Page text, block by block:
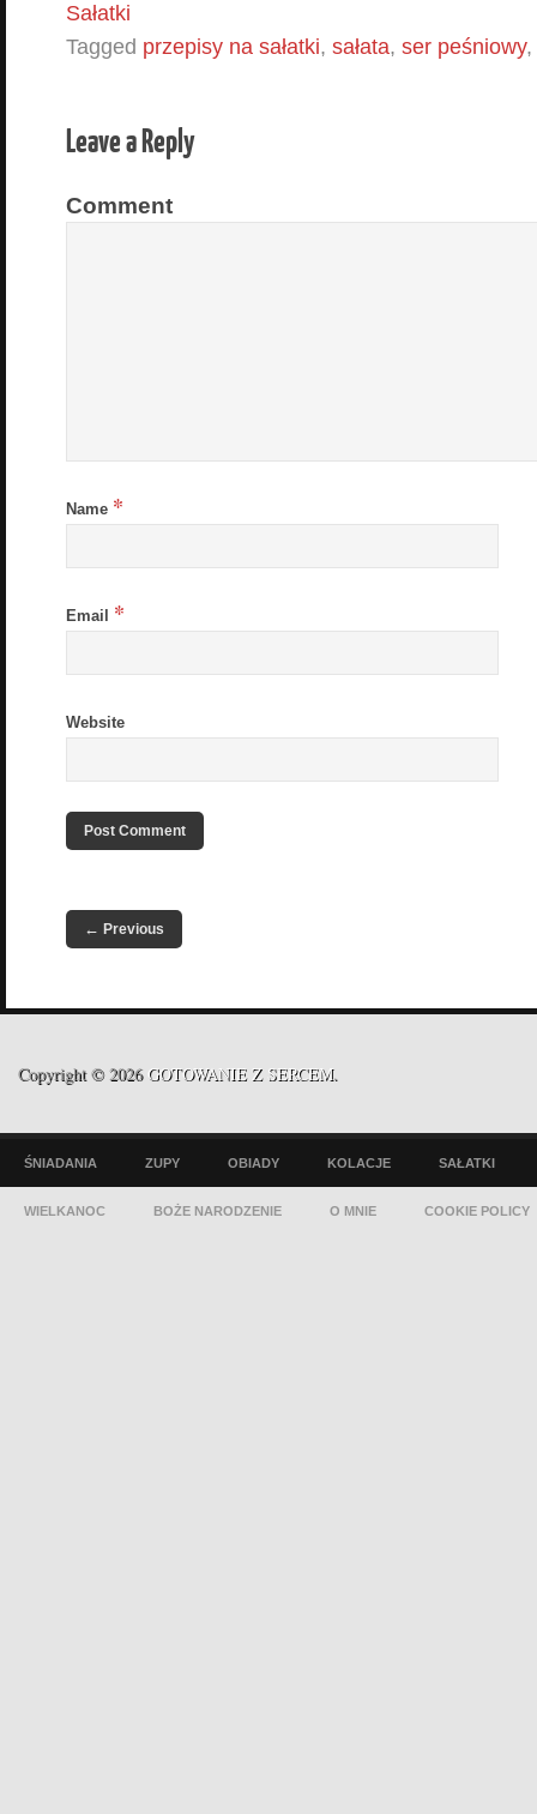
Sałatki
Tagged przepisy na sałatki, sałata, ser peśniowy,
Leave a Reply
Comment
Name *
Email *
Website
← Previous
Copyright © 2026 GOTOWANIE Z SERCEM.
ŚNIADANIA ZUPY OBIADY KOLACJE SAŁATKI
WIELKANOC BOŻE NARODZENIE O MNIE COOKIE POLICY